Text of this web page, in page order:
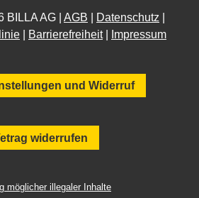
AG | AGB Datenschutz
Barrierefreiheit| Impressum
und Widerruf
widerrufen
möglicher illegaler Inhalte